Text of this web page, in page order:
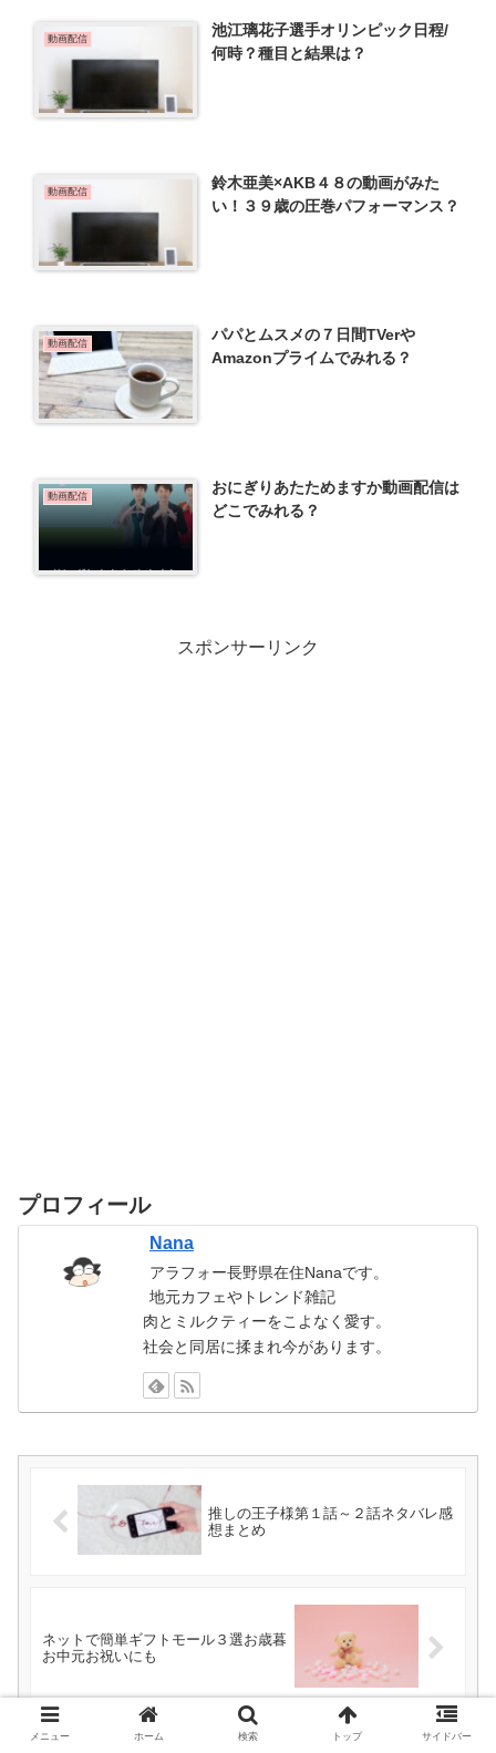
動画配信
池江璃花子選手オリンピック日程/
何時？種目と結果は？
動画配信
鈴木亜美×AKB４８の動画がみた
い！３９歳の圧巻パフォーマンス？
動画配信
パパとムスメの７日間TVerや
Amazonプライムでみれる？
動画配信
おにぎりあたためますか動画配信は
どこでみれる？
スポンサーリンク
プロフィール
Nana
アラフォー長野県在住Nanaです。
地元カフェやトレンド雑記
肉とミルクティーをこよなく愛す。
社会と同居に揉まれ今があります。
推しの王子様第１話～２話ネタバレ感
想まとめ
ネットで簡単ギフトモール３選お歳暮
お中元お祝いにも
メニュー ホーム 検索 トップ サイドバー